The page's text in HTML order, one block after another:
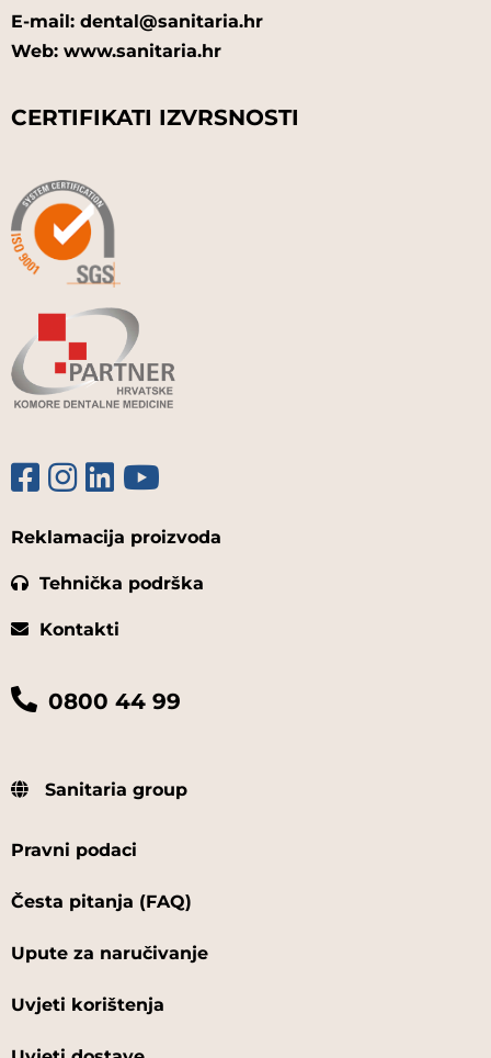
E-mail: dental@sanitaria.hr
Web: www.sanitaria.hr
CERTIFIKATI IZVRSNOSTI
Reklamacija proizvoda
Tehnička podrška
Kontakti
0800 44 99
Sanitaria group
Pravni podaci
Česta pitanja (FAQ)
Upute za naručivanje
Uvjeti korištenja